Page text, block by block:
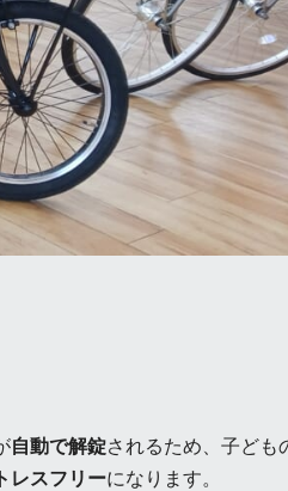
自動で解錠されるため、子ども
レスフリーになります。